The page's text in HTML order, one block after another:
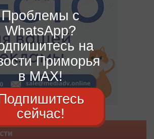
Проблемы с
WhatsApp?
на
Приморья
в MAX!
сейчас!